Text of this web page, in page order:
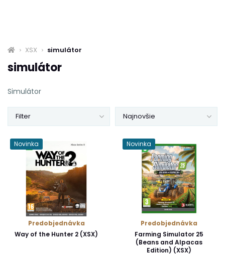
XSX simulátor
simulátor
Simulátor
Najnovšie
Filter
Novinka
Predobjednávka
Way of the Hunter 2 (XSX)
Novinka
Predobjednávka
Farming Simulator 25
(Beans and Alpacas
Edition) (XSX)